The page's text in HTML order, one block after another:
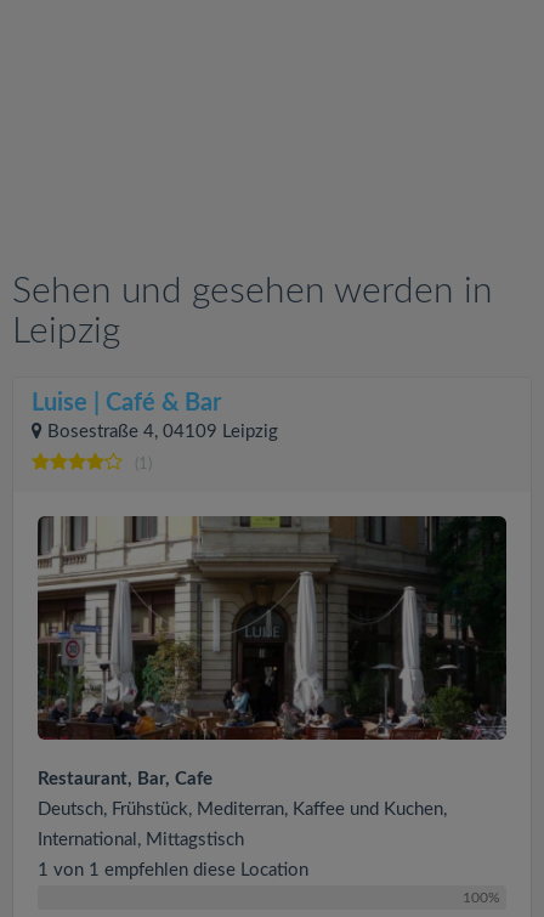
Sehen und gesehen werden in
Leipzig
Luise | Café & Bar
Bosestraße 4, 04109 Leipzig
(1)
Restaurant, Bar, Cafe
Deutsch, Frühstück, Mediterran, Kaffee und Kuchen,
International, Mittagstisch
1 von 1 empfehlen diese Location
100%
n